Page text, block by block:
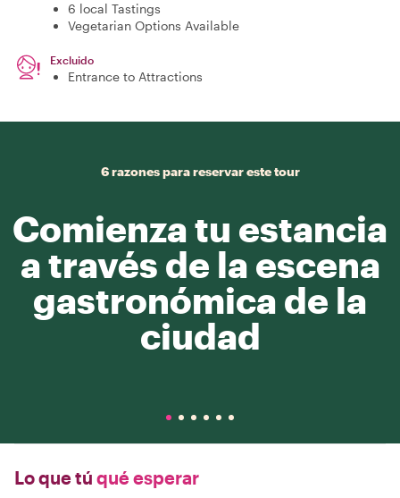
6 local Tastings
Vegetarian Options Available
Excluido
Entrance to Attractions
6 razones para reservar este tour
Comienza tu estancia
a través de la escena
gastronómica de la
ciudad
Lo que tú qué esperar